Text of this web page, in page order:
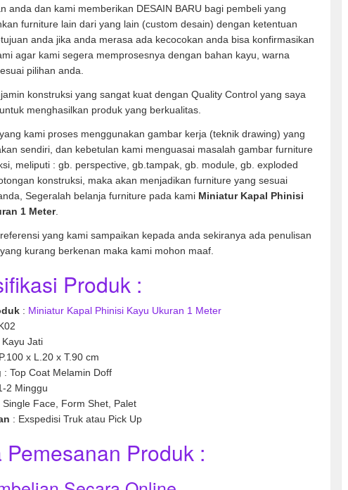
anda dan kami memberikan DESAIN BARU bagi pembeli yang
furniture lain dari yang lain (custom desain) dengan ketentuan
anda jika anda merasa ada kecocokan anda bisa konfirmasikan
agar kami segera memprosesnya dengan bahan kayu, warna
pilihan anda.
konstruksi yang sangat kuat dengan Quality Control yang saya
menghasilkan produk yang berkualitas.
kami proses menggunakan gambar kerja (teknik drawing) yang
sendiri, dan kebetulan kami menguasai masalah gambar furniture
meliputi : gb. perspective, gb.tampak, gb. module, gb. exploded
konstruksi, maka akan menjadikan furniture yang sesuai
Segeralah belanja furniture pada kami Miniatur Kapal Phinisi
1 Meter.
yang kami sampaikan kepada anda sekiranya ada penulisan
kurang berkenan maka kami mohon maaf.
Produk :
: Miniatur Kapal Phinisi Kayu Ukuran 1 Meter
Kayu Jati
x L.20 x T.90 cm
: Top Coat Melamin Doff
2 Minggu
Single Face, Form Shet, Palet
: Exspedisi Truk atau Pick Up
Pemesanan Produk :